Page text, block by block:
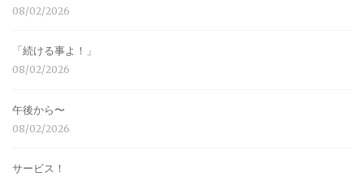
08/02/2026
「続ける事よ！」
08/02/2026
午後から〜
08/02/2026
サービス！